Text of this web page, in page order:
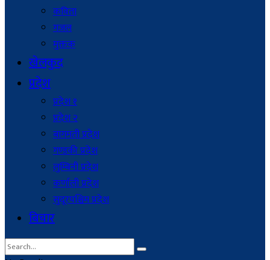
कविता
गजल
मुक्तक
खेलकुद
प्रदेश
प्रदेश १
प्रदेश २
बागमती प्रदेश
गण्डकी प्रदेश
लुम्बिनी प्रदेश
कर्णाली प्रदेश
सुदूरपश्चिम प्रदेश
बिचार